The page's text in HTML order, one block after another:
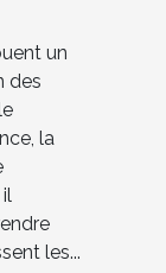
?
un
des
la
les...